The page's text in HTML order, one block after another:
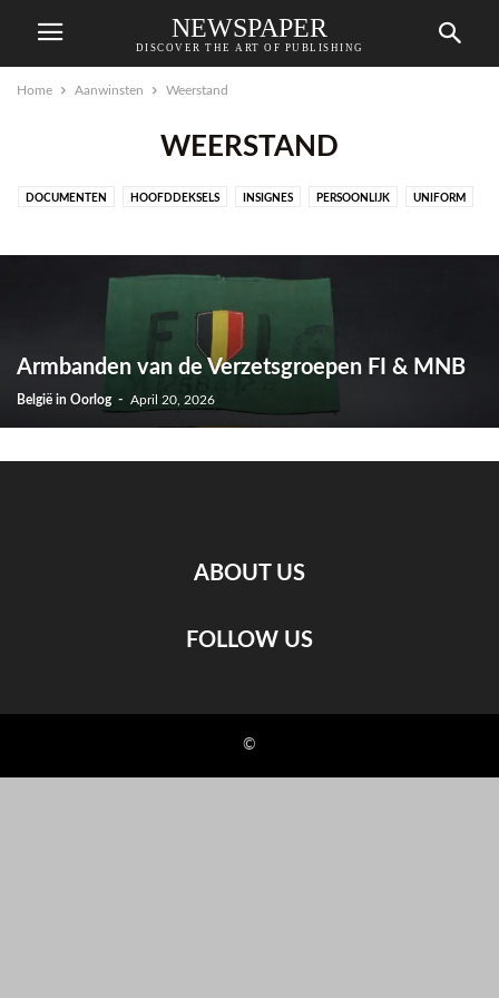
NEWSPAPER
DISCOVER THE ART OF PUBLISHING
Home Aanwinsten Weerstand
WEERSTAND
DOCUMENTEN HOOFDDEKSELS INSIGNES PERSOONLIJK UNIFORM
Armbanden van de Verzetsgroepen FI & MNB
België in Oorlog - April 20, 2026
ABOUT US
FOLLOW US
©